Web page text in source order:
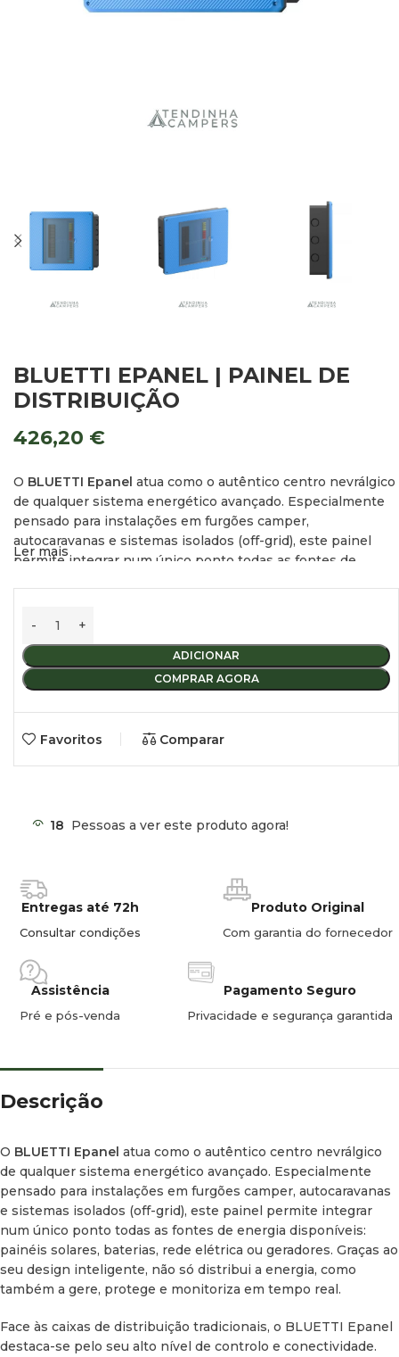
BLUETTI EPANEL | PAINEL DE
DISTRIBUIÇÃO
426,20 €
O BLUETTI Epanel atua como o autêntico centro nevrálgico
de qualquer sistema energético avançado. Especialmente
pensado para instalações em furgões camper,
autocaravanas e sistemas isolados (off-grid), este painel
permite integrar num único ponto todas as fontes de
distribui a energia, como também a gere, protege e
Face às caixas de distribuição tradicionais, o BLUETTI
Epanel destaca-se pelo seu alto nível de controlo e
conectividade. Permite gerir múltiplos circuitos de AC e DC
a partir de uma aplicação móvel ou de um ecrã central,
Alternada e Contínua
capacidade de trabalhar em simultâneo com corrente
alternada (AC) e corrente contínua (DC). No ambiente
camper
, isto traduz-se numa instalação mais limpa, segura e
fácil de manter:
Gestão Eficiente de 10 a 30 V DC:
LED, bombas de água, eletrónica e sistemas auxiliares.
Proteção Individual por Circuito:Feita através de fusíveis
independentes.
Controlo Inteligente:Ativo em circuitos selecionados para
otimizar os consumos.
Configuração Personalizada:Graças aos seus8 circuitos
de saída AC(4 deles com controlo inteligente) e aos seus
Epanel permite uma parametrização totalmente adaptada
às necessidades reais de cada instalação.
Ler mais
ADICIONAR
COMPRAR AGORA
Favoritos Comparar
18 Pessoas a ver este produto agora!
Entregas até 72h
Consultar condições
Produto Original
Com garantia do fornecedor
Assistência
Pré e pós-venda
Pagamento Seguro
Privacidade e segurança garantida
Descrição
O BLUETTI Epanel atua como o autêntico centro nevrálgico
de qualquer sistema energético avançado. Especialmente
pensado para instalações em furgões camper, autocaravanas
e sistemas isolados (off-grid), este painel permite integrar
num único ponto todas as fontes de energia disponíveis:
painéis solares, baterias, rede elétrica ou geradores. Graças ao
seu design inteligente, não só distribui a energia, como
também a gere, protege e monitoriza em tempo real.
Face às caixas de distribuição tradicionais, o BLUETTI Epanel
destaca-se pelo seu alto nível de controlo e conectividade.